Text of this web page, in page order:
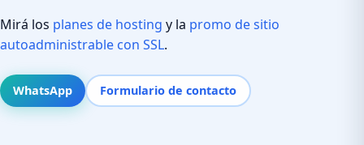
Mirá los planes de hosting y la promo de sitio
autoadministrable con SSL.
WhatsApp Formulario de contacto